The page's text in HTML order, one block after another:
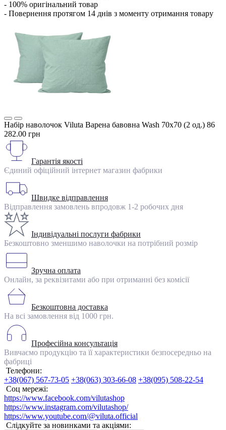
- 100% оригінальний товар
- Повернення протягом 14 днів з моменту отримання товару
Набір наволочок Viluta Варена бавовна Wash 70х70 (2 од.) 86
282.00 грн
Гарантія якості
Єдиний офіційний інтернет магазин фабрики
Швидке відправлення
Відправлення замовлень впродовж 1-2 робочих дня
Індивідуальні послуги фабрики
Безкоштовно зменшимо наволочки на потрібний розмір
Зручна оплата
Онлайн, за реквізитами або при отриманні без комісії
Безкоштовна доставка
На всі замовлення від 1000 грн.
Професійна консультація
Вивчаємо продукцію та її характеристики безпосередньо на
фабриці
Телефони:
+38(067) 567-73-05 +38(063) 303-66-08 +38(095) 508-22-54
Соц мережі:
https://www.facebook.com/vilutashop
https://www.instagram.com/vilutashop/
https://www.youtube.com/@viluta.official
Слідкуйте за новинками та акціями: